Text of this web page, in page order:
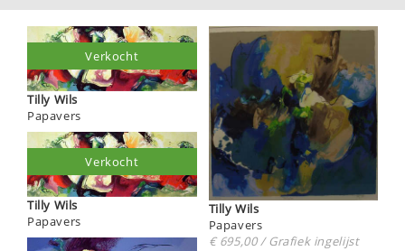
Tilly Wils
Papavers
Verkocht
Tilly Wils
Papavers
Verkocht
Tilly Wils
Papavers
€ 695,00 / Grafiek ingelijst